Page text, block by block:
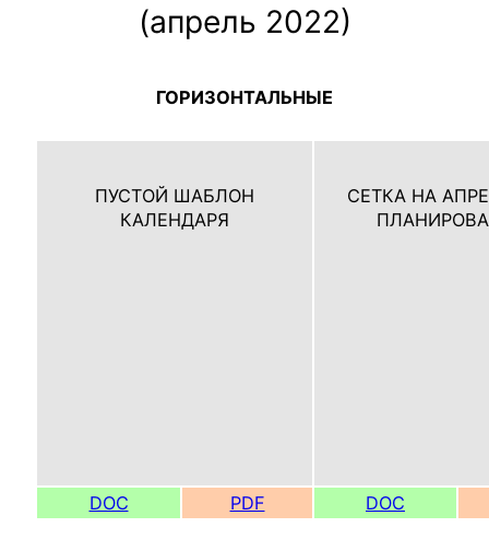
(апрель 2022)
ГОРИЗОНТАЛЬНЫЕ
ПУСТОЙ ШАБЛОН
КАЛЕНДАРЯ
СЕТКА НА
DOC PDF DOC